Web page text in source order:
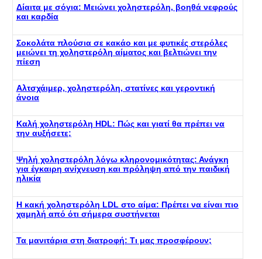
Δίαιτα με σόγια: Μειώνει χοληστερόλη, βοηθά νεφρούς
και καρδία
Σοκολάτα πλούσια σε κακάο και με φυτικές στερόλες
μειώνει τη χοληστερόλη αίματος και βελτιώνει την
πίεση
Αλτσχάιμερ, χοληστερόλη, στατίνες και γεροντική
άνοια
Καλή χοληστερόλη HDL: Πώς και γιατί θα πρέπει να
την αυξήσετε;
Ψηλή χοληστερόλη λόγω κληρονομικότητας: Ανάγκη
για έγκαιρη ανίχνευση και πρόληψη από την παιδική
ηλικία
Η κακή χοληστερόλη LDL στο αίμα: Πρέπει να είναι πιο
χαμηλή από ότι σήμερα συστήνεται
Τα μανιτάρια στη διατροφή: Τι μας προσφέρουν;